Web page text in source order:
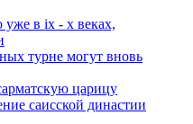
уже в ix - x веках,
турне могут вновь
царицу
саисской династии